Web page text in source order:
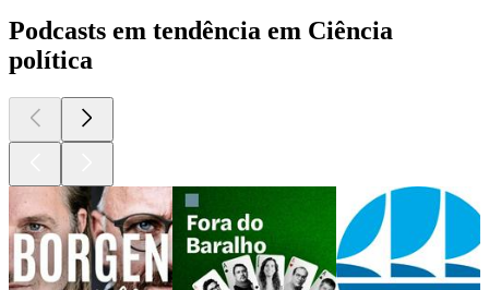
Podcasts em tendência em Ciência
política